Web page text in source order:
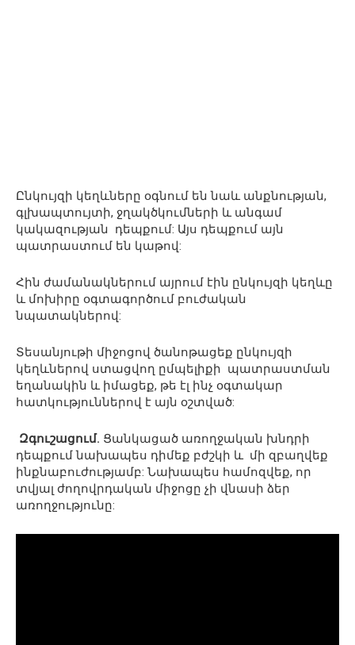
Ընկույզի կեղևները օգնում են նաև անքնության,
գլխապտույտի, ջղակծկումների և անգամ
կակազության դեպքում: Այս դեպքում այն
պատրաստում են կաթով:
Հին ժամանակներում այրում էին ընկույզի կեղևը
և մոխիրը օգտագործում բուժական
նպատակներով:
Տեսանյութի միջոցով ծանոթացեք ընկույզի
կեղևներով ստացվող ըմպելիքի պատրաստման
եղանակին և իմացեք, թե էլ ինչ օգտակար
հատկություններով է այն օշտված:
Զգուշացում. Ցանկացած առողջական խնդրի
դեպքում նախապես դիմեք բժշկի և մի զբաղվեք
ինքնաբուժությամբ: Նախապես համոզվեք, որ
տվյալ ժողովրդական միջոցը չի վնասի ձեր
առողջությունը: